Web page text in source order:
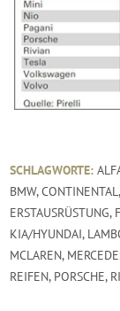
SCHLAGWORTE:
BMW,CONTINENTAL,
ERSTAUSRÜSTUNG,
KIA/HYUNDAI,
MCLAREN,
REIFEN, PORSCHE,